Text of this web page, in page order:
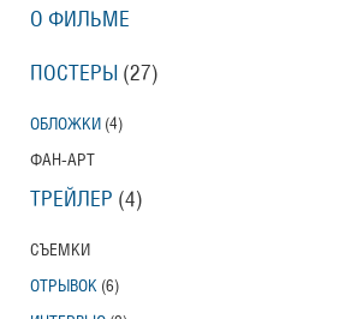
О ФИЛЬМЕ
ПОСТЕРЫ (27)
ОБЛОЖКИ (4)
ФАН-АРТ
ТРЕЙЛЕР (4)
СЪЕМКИ
ОТРЫВОК (6)